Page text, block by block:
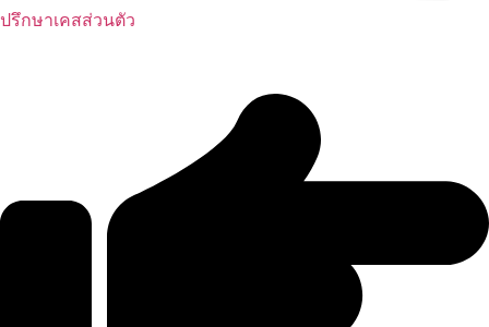
ปรึกษาเคสส่วนตัว